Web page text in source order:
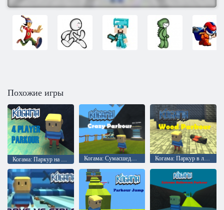
Похожие игры
Когама: Паркур на четырёх Когама: Сумасшедший Паркур Когама: Паркур в лесу